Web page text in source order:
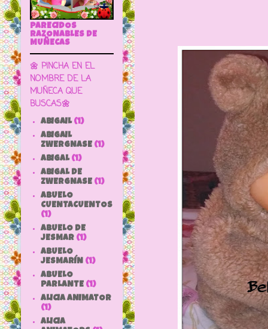
PARECIDOS
RAZONABLES DE
MUÑECAS
🌼 PINCHA EN EL
NOMBRE DE LA
MUÑECA QUE
BUSCAS🌼
ABIGAIL (1)
ABIGAIL
ZWERGNASE (1)
ABIGAL (1)
ABIGAL DE
ZWERGNASE (1)
ABUELO
CUENTACUENTOS
(1)
ABUELO DE
JESMAR (1)
ABUELO
JESMARÍN (1)
ABUELO
PARLANTE (1)
ALICIA ANIMATOR
(1)
ALICIA